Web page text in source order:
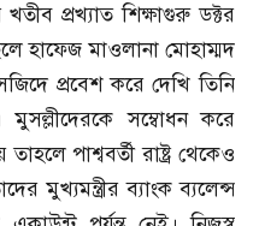
প্রখ্যাত শিক্ষাগুরু ডক্টর
হাফেজ মাওলানা মোহাম্মদ
প্রবেশ করে দেখি তিনি
সম্বোধন করে
পাশ্ববর্তী রাষ্ট্র থেকেও
মুখ্যমন্ত্রীর ব্যাংক ব্যলেন্স